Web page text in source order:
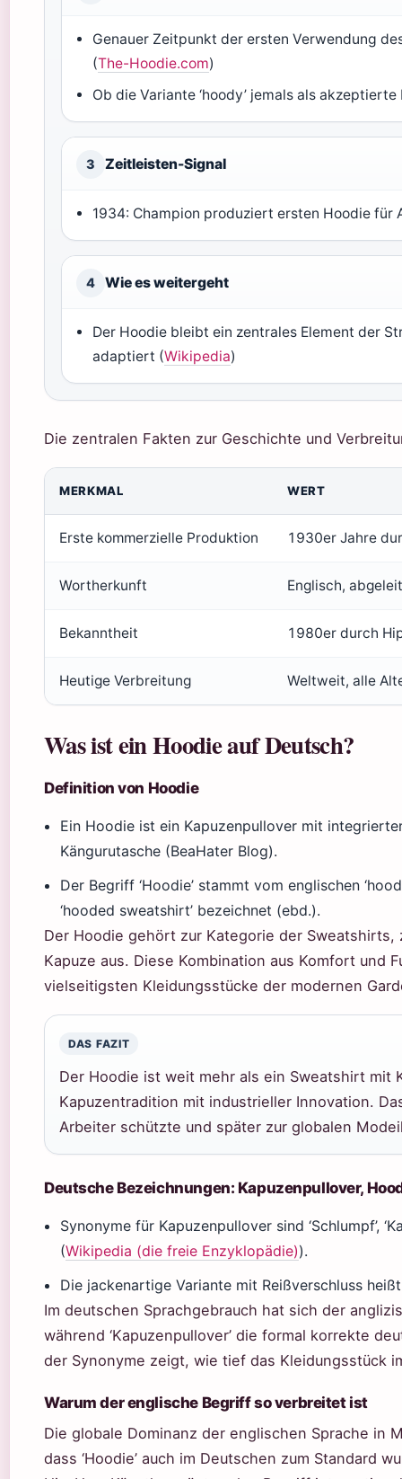
Genauer Zeitpunkt der ersten Verwendung
(The-Hoodie.com)
Ob die Variante ‘hoody’ jemals als
3 Zeitleisten-Signal
1934: Champion produziert ersten Hoodie für
4 Wie es weitergeht
Der Hoodie bleibt ein zentrales Element der
adaptiert (Wikipedia)
Die zentralen Fakten zur Geschichte und
MERKMAL WERT
Erste kommerzielle Produktion 1930er Jahre
Wortherkunft Englisch,
Bekanntheit 1980er durch
Heutige Verbreitung Weltweit, alle
Was ist ein Hoodie auf Deutsch?
Definition von Hoodie
Ein Hoodie ist ein Kapuzenpullover mit
Kängurutasche (BeaHater Blog).
Der Begriff ‘Hoodie’ stammt vom englischen
‘hooded sweatshirt’ bezeichnet (ebd.).
Der Hoodie gehört zur Kategorie der
Kapuze aus. Diese Kombination aus Komfort und
vielseitigsten Kleidungsstücke der modernen
DAS FAZIT
Der Hoodie ist weit mehr als ein Sweatshirt mit
Kapuzentradition mit industrieller Innovation.
Arbeiter schützte und später zur globalen
Deutsche Bezeichnungen: Kapuzenpullover,
Synonyme für Kapuzenpullover sind ‘Schlumpf’,
(Wikipedia (die freie Enzyklopädie)).
Die jackenartige Variante mit Reißverschluss heißt
Im deutschen Sprachgebrauch hat sich der
während ‘Kapuzenpullover’ die formal korrekte
der Synonyme zeigt, wie tief das Kleidungsstück
Warum der englische Begriff so verbreitet ist
Die globale Dominanz der englischen Sprache in
dass ‘Hoodie’ auch im Deutschen zum Standard